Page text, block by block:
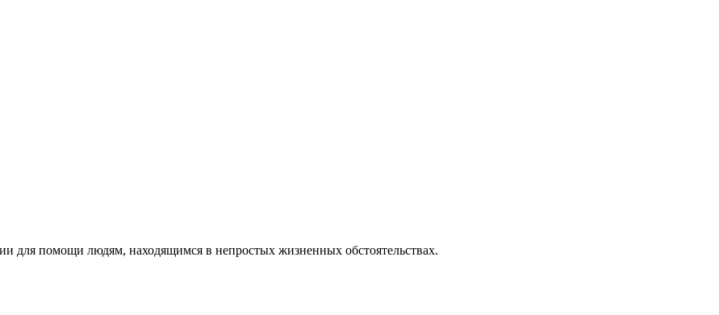
для помощи людям, находящимся в непростых жизненных обстоятельствах.